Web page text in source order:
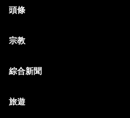
頭條
宗教
綜合新聞
旅遊